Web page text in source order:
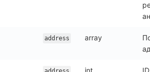
address array